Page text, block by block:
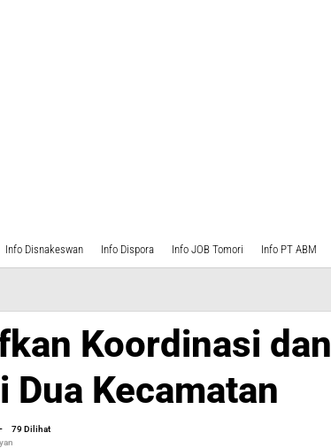
Info Disnakeswan Info Dispora Info JOB Tomori Info PT ABM
Koordinasi dan
Dua Kecamatan
oleh
-
79 Dilihat